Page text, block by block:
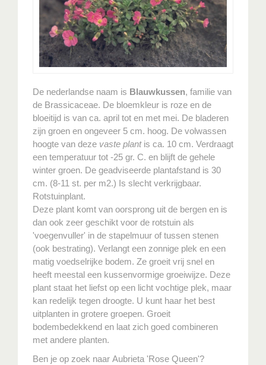
De nederlandse naam is Blauwkussen, familie van
de Brassicaceae. De bloemkleur is roze en de
bloeitijd is van ca. april tot en met mei. De bladeren
zijn groen en ongeveer 5 cm. hoog. De volwassen
hoogte van deze vaste plantis ca. 10 cm. Verdraagt
een temperatuur tot -25 gr. C. en blijft de gehele
winter groen. De geadviseerde plantafstand is 30
cm. (8-11 st. per m2.) Is slecht verkrijgbaar.
Rotstuinplant.
Deze plant komt van oorsprong uit de bergen en is
dan ook zeer geschikt voor de rotstuin als
'voegenvuller' in de stapelmuur of tussen stenen
(ook bestrating). Verlangt een zonnige plek en een
matig voedselrijke bodem. Ze groeit vrij snel en
heeft meestal een kussenvormige groeiwijze. Deze
plant staat het liefst op een licht vochtige plek, maar
kan redelijk tegen droogte. U kunt haar het best
uitplanten in grotere groepen. Groeit
bodembedekkend en laat zich goed combineren
met andere planten.
Ben je op zoek naar Aubrieta 'Rose Queen'?